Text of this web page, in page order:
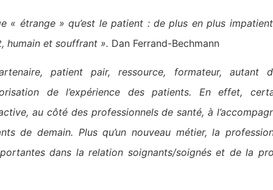
« étrange » qu’est le patient : de plus en plus
humain et souffrant ». Dan Ferrand-Bechmann
patient pair, ressource, formateur, autant
de l’expérience des patients. En effet,
au côté des professionnels de santé, à
de demain. Plus qu’un nouveau métier, la
dans la relation soignants/soignés et de la